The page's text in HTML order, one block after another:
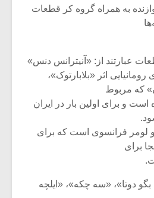
ارکستر شامل ۸۵ نوازنده به همراه گروه کر قطعات
عبارتند از: «آنیترانس دنس»
اثر «بلابارتوک»،
که مربوط
و برای اولین بار در ایران
لومر فرانسوی است که برای
برای
دوتا»، «سه چکه»، «ایلچه
«متری
باشی،
باش
موسیقی
موسیقی
سکانسی